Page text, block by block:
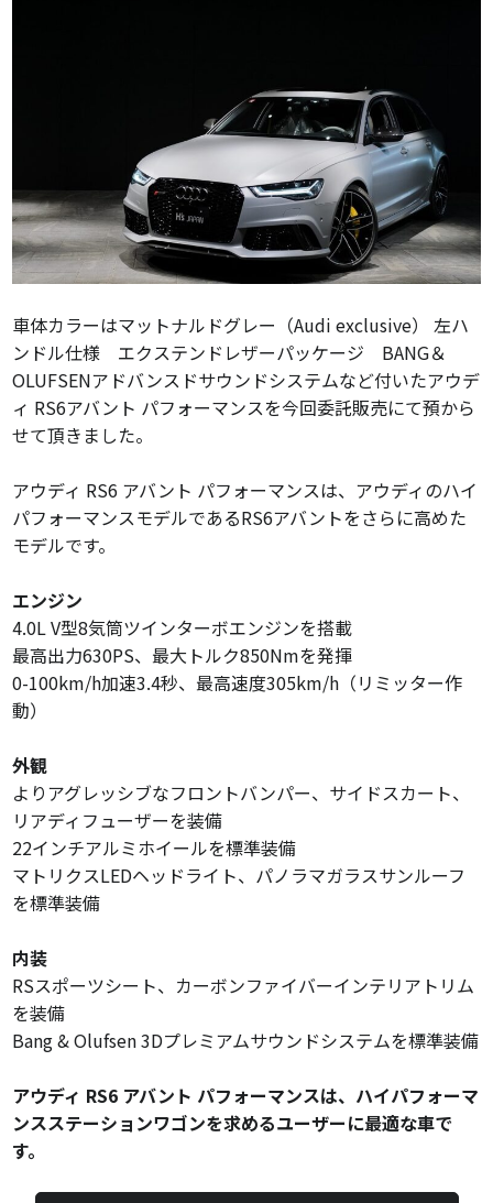
車体カラーはマットナルドグレー（Audi exclusive） 左ハ
ンドル仕様 エクステンドレザーパッケージ BANG＆
OLUFSENアドバンスドサウンドシステムなど付いたアウデ
ィ RS6アバント パフォーマンスを今回委託販売にて預から
せて頂きました。
アウディ RS6 アバント パフォーマンスは、 アウディのハイ
パフォーマンスモデルであるRS6アバントをさらに高めた
モデルです。
エンジン
4.0L V型8気筒ツインターボエンジンを搭載
最高出力630PS、 最大トルク850Nmを発揮
0-100km/h加速3.4秒、 最高速度305km/h（リミッター作
動）
外観
よりアグレッシブなフロントバンパー、 サイドスカート、
リアディフューザーを装備
22インチアルミホイールを標準装備
マトリクスLEDヘッドライト、 パノラマガラスサンルーフ
を標準装備
内装
RSスポーツシート、 カーボンファイバーインテリアトリム
を装備
Bang & Olufsen 3Dプレミアムサウンドシステムを標準装備
アウディ RS6 アバント パフォーマンスは、ハイパフォーマ
ンスステーションワゴンを求めるユーザーに最適な車で
す。